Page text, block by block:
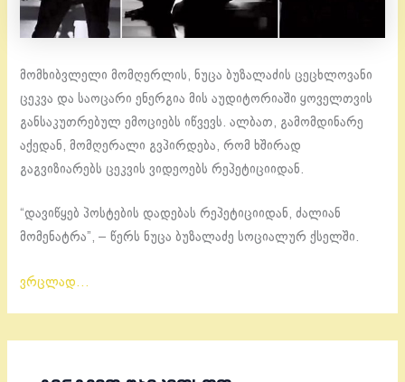
მომხიბვლელი მომღერლის, ნუცა ბუზალაძის ცეცხლოვანი
ცეკვა და საოცარი ენერგია მის აუდიტორიაში ყოველთვის
განსაკუთრებულ ემოციებს იწვევს. ალბათ, გამომდინარე
აქედან, მომღერალი გვპირდება, რომ ხშირად
გაგვიზიარებს ცეკვის ვიდეოებს რეპეტიციიდან.
“დავიწყებ პოსტების დადებას რეპეტიციიდან, ძალიან
მომენატრა”, – წერს ნუცა ბუზალაძე სოციალურ ქსელში.
ვრცლად…